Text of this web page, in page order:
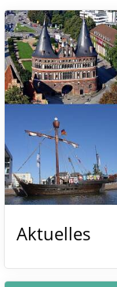
Aktuelles